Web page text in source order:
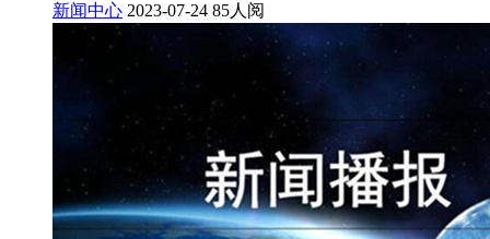
新闻中心 2023-07-24 85人阅